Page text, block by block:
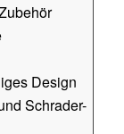
Design
Schrader-